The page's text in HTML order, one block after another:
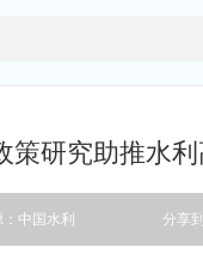
策研究助推水
：中国水利 分享